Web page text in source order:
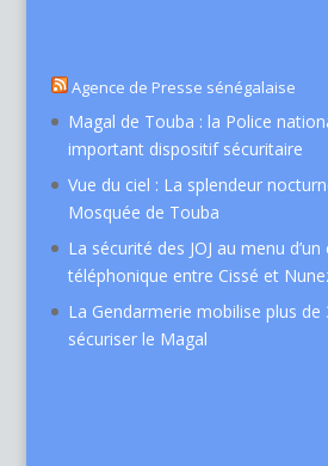
Agence de Presse sénégalaise
Magal de Touba : la Police
important dispositif sécuritaire
Vue du ciel : La splendeur
Mosquée de Touba
La sécurité des JOJ au menu
téléphonique entre Cissé et
La Gendarmerie mobilise plus
sécuriser le Magal